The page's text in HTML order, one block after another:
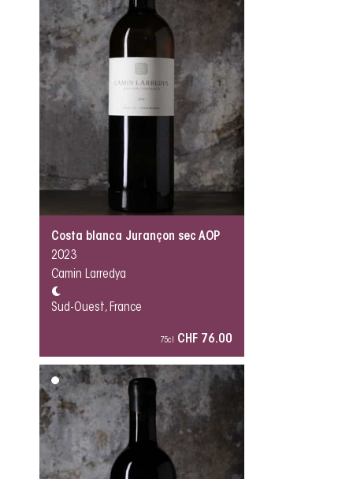
Costa blanca Jurançon sec AOP
2023
Camin Larredya
Sud-Ouest, France
75cl CHF 76.00